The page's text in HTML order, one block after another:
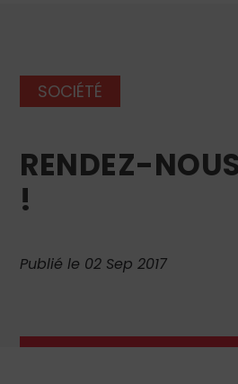
SOCIÉTÉ
RENDEZ-
!
Publié le 02 Sep 2017